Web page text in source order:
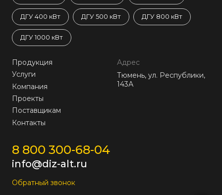
ДГУ 400 кВт ДГУ 500 кВт ДГУ 800 кВт
ДГУ 1000 кВт
Продукция
Услуги
Компания
Проекты
Поставщикам
Контакты
Адрес
Тюмень, ул. Республики,
143А
8 800 300-68-04
info@diz-alt.ru
Обратный звонок